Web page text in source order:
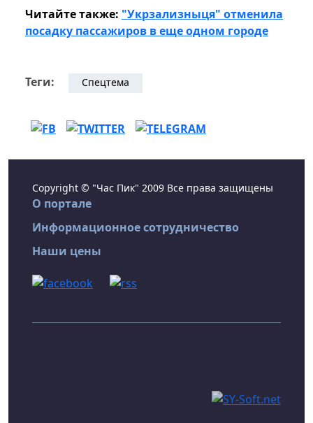
Читайте также: "Укрзализныця" отменила
посадку пассажиров в еще одном городе
Теги: Спецтема
Copyright © "Час Пик" 2009 Все права защищены
О портале
Информационное сотрудничество
Наши цены